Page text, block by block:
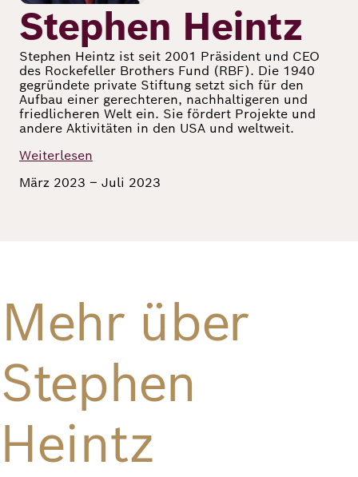
Fellowship
Fellows
Richard
von
Perspectives
Stephen Heintz
Stephen Heintz ist seit 2001 Präsident und CEO
des Rockefeller Brothers Fund (RBF). Die 1940
gegründete private Stiftung setzt sich für den
Aufbau einer gerechteren, nachhaltigeren und
friedlicheren Welt ein. Sie fördert Projekte und
andere Aktivitäten in den USA und weltweit.
Weiterlesen
März 2023 – Juli 2023
Mehr über
Stephen
Heintz